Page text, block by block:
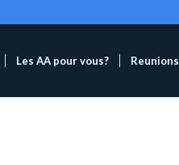
Les AA pour vous? Reunions